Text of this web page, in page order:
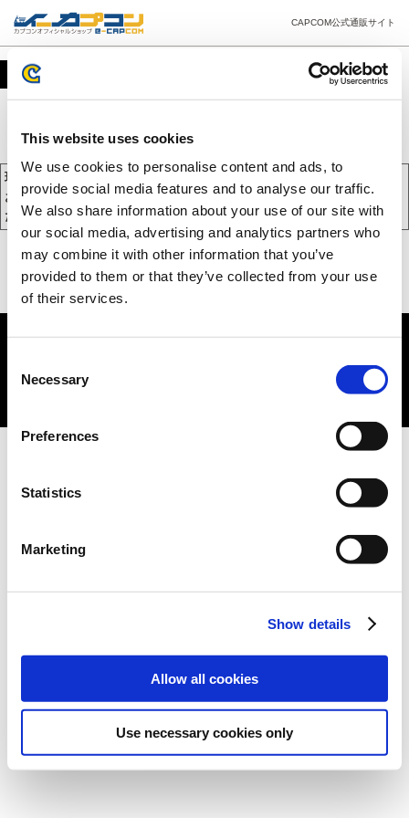
This website uses cookies
We use cookies to personalise content and ads, to
provide social media features and to analyse our traffic.
We also share information about your use of our site with
our social media, advertising and analytics partners who
may combine it with other information that you’ve
provided to them or that they’ve collected from your use
of their services.
Selection
Necessary
Preferences
Statistics
Marketing
Show details
Allow all cookies
Use necessary cookies only
CAPCOM公式通販サイト
カート
現在、カートには商品が入っておりません。
お買い物を続けるには下の 「お買い物を続ける」 をクリックしてく
ださい。